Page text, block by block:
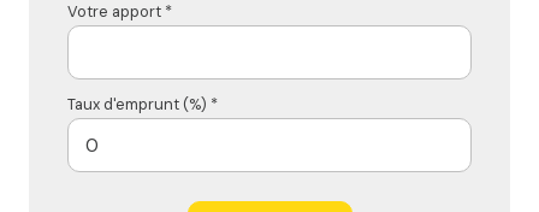
Votre apport *
Taux d'emprunt (%) *